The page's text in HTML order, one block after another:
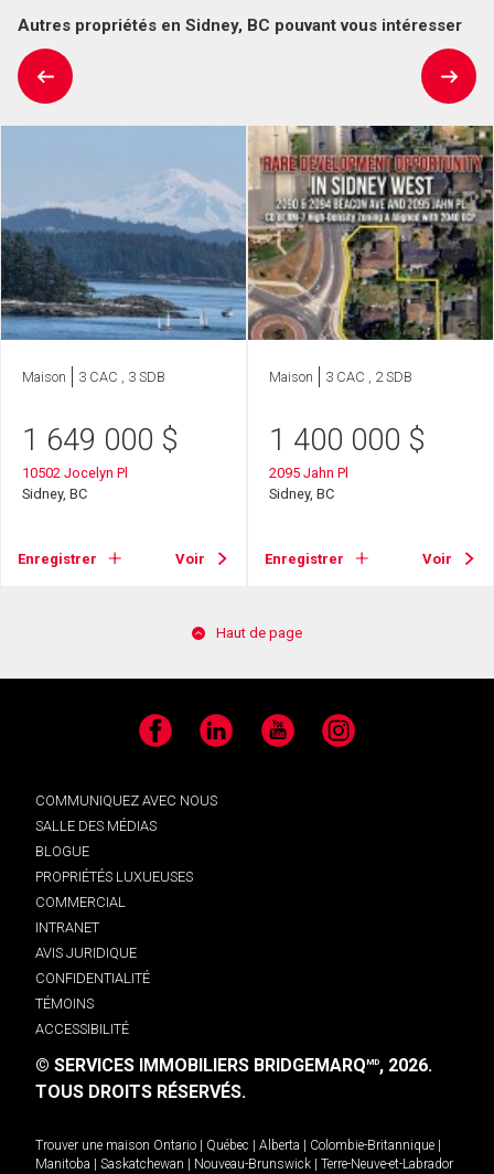
Autres propriétés en Sidney, BC pouvant vous intéresser
Maison 3 CAC , 3 SDB
1 649 000 $
10502 Jocelyn Pl
Sidney, BC
Enregistrer Voir
Maison 3 CAC , 2 SDB
1 400 000 $
2095 Jahn Pl
Sidney, BC
Enregistrer Voir
Haut de page
Facebook LinkedIn YouTube Instagram
COMMUNIQUEZ AVEC NOUS
SALLE DES MÉDIAS
BLOGUE
PROPRIÉTÉS LUXUEUSES
COMMERCIAL
INTRANET
AVIS JURIDIQUE
CONFIDENTIALITÉ
TÉMOINS
ACCESSIBILITÉ
© SERVICES IMMOBILIERS BRIDGEMARQMD, 2026.
TOUS DROITS RÉSERVÉS.
Trouver une maison Ontario Québec Alberta Colombie-Britannique
Manitoba
Saskatchewan Nouveau-Brunswick
Terre-Neuve-et-Labrador